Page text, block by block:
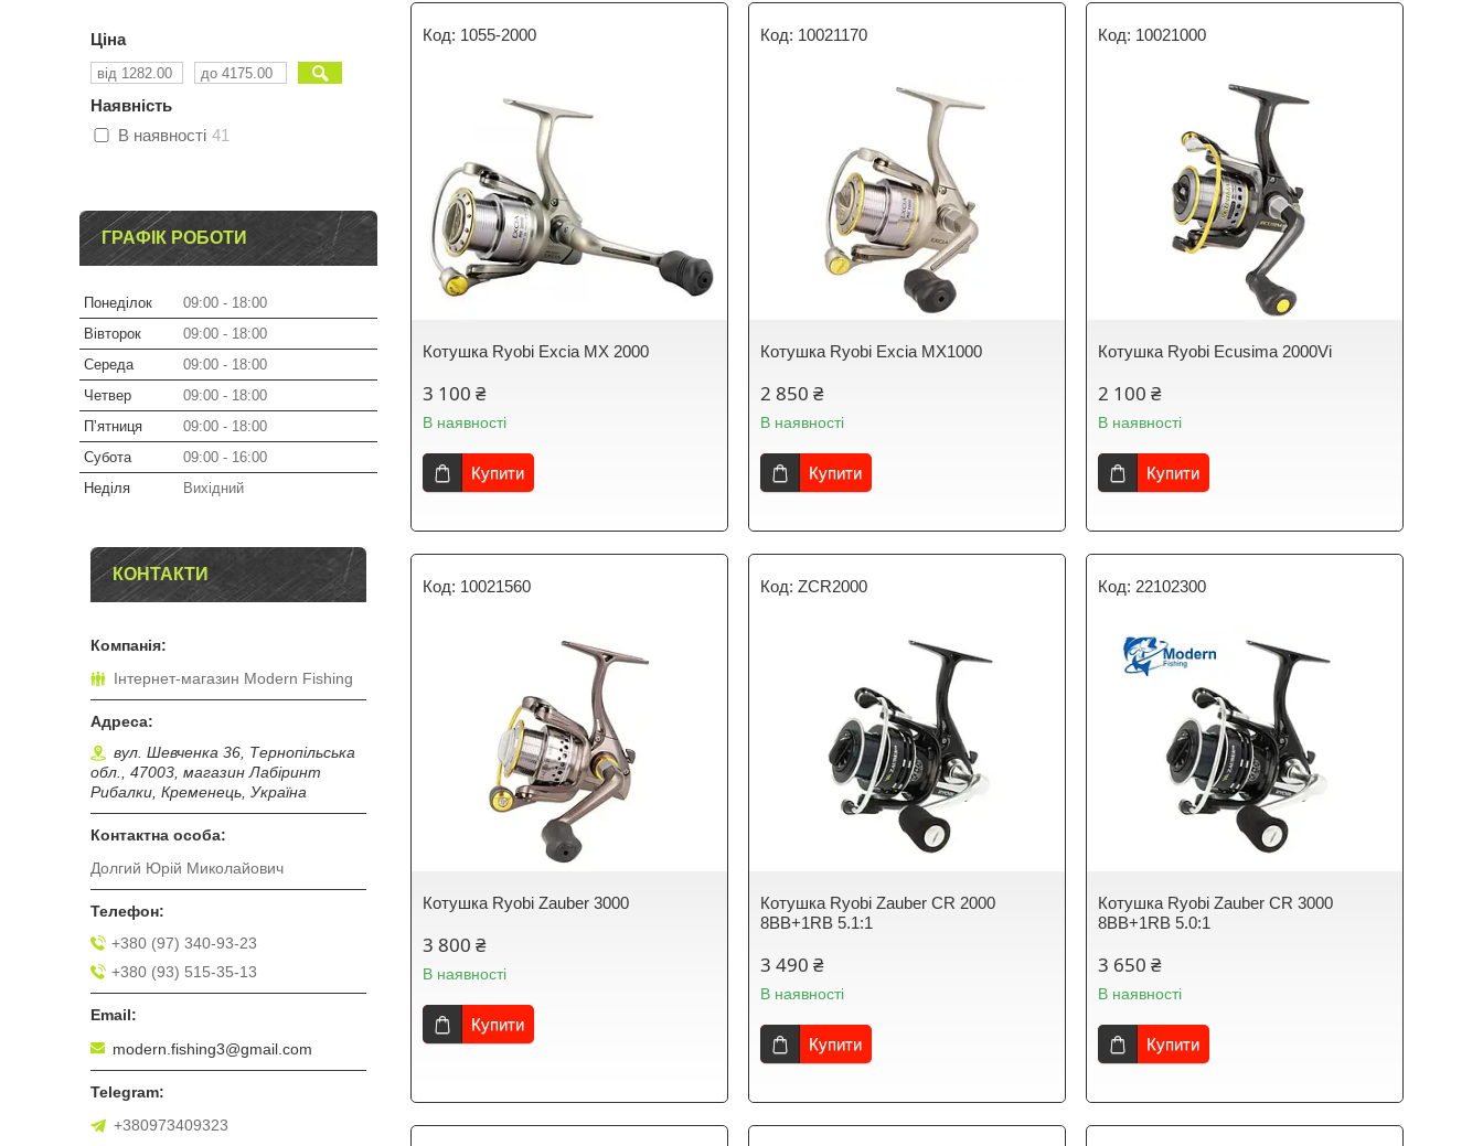
1055-2000
Котушка Ryobi Excia MX 2000
3 100 ₴
В наявності
Купити
10021170
Котушка Ryobi Excia MX1000
2 850 ₴
В наявності
Купити
10021000
Котушка Ryobi Ecusima 2000Vi
2 100 ₴
В наявності
Купити
10021560
Котушка Ryobi Zauber 3000
3 800 ₴
В наявності
Купити
ZCR2000
Котушка Ryobi Zauber CR 2000
8BB+1RB 5.1:1
3 490 ₴
В наявності
Купити
22102300
Котушка Ryobi Zauber CR 3000
8BB+1RB 5.0:1
3 650 ₴
В наявності
Купити
Ціна
Наявність
В наявності 41
ГРАФІК РОБОТИ
Понеділок 09:00
18:00
Вівторок
09:00
18:00
Середа
09:00
18:00
Четвер
09:00
18:00
Пʼятниця
09:00
18:00
Субота
09:00
16:00
Неділя
Вихідний
КОНТАКТИ
Інтернет-магазин Modern Fishing
вул. Шевченка 36, Тернопільська
обл., 47003, магазин Лабіринт
Рибалки, Кременець, Україна
Долгий Юрій Миколайович
+380 (97) 340-93-23
+380 (93) 515-35-13
modern.fishing3@gmail.com
+380973409323